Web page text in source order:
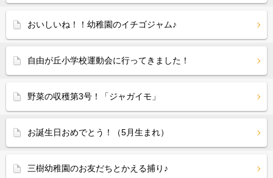
おいしいね！！幼稚園のイチゴジャム♪
自由が丘小学校運動会に行ってきました！
野菜の収穫第3号！「ジャガイモ」
お誕生日おめでとう！（5月生まれ）
三樹幼稚園のお友だちとかえる捕り♪